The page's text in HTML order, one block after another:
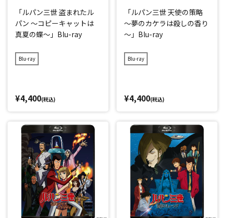
「ルパン三世 盗まれたル
パン ～コピーキャットは
真夏の蝶～」Blu-ray
Blu-ray
¥4,400(税込)
「ルパン三世 天使の策略
～夢のカケラは殺しの香り
～」Blu-ray
Blu-ray
¥4,400(税込)